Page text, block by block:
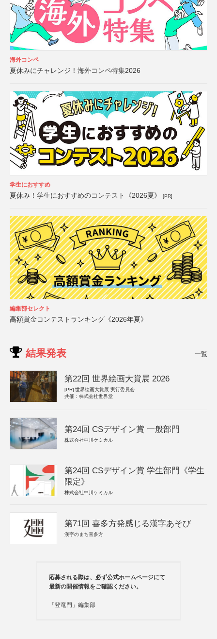
海外コンペ
夏休みにチャレンジ！海外コンペ特集2026
学生におすすめ
夏休み！学生におすすめのコンテスト《2026夏》 [PR]
編集部セレクト
高額賞金コンテストランキング《2026年夏》
結果発表 一覧
第22回 世界絵画大賞展 2026
[PR] 世界絵画大賞展 実行委員会
共催：株式会社世界堂
第24回 CSデザイン賞 一般部門
株式会社中川ケミカル
第24回 CSデザイン賞 学生部門《学生
限定》
株式会社中川ケミカル
第71回 喜多方発感じる漢字あそび
漢字のまち喜多方
応募される際は、必ず公式ホームページにて
最新の開催情報をご確認ください。
「登竜門」編集部